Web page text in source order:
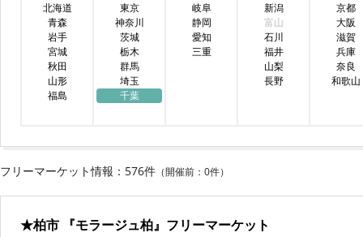
北海道
青森
岩手
宮城
秋田
山形
福島
東京
神奈川
茨城
栃木
群馬
埼玉
千葉
岐阜
静岡
愛知
三重
新潟
富山
石川
福井
山梨
長野
京都
大阪
滋賀
兵庫
奈良
和歌山
フリーマーケット情報：576件 （開催前：0件）
★柏市 『モラージュ柏』フリーマーケット